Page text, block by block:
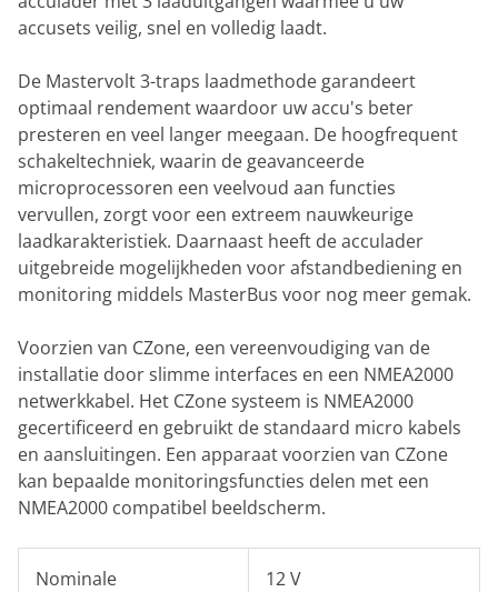
accusets veilig, snel en volledig laadt.
De Mastervolt 3-traps laadmethode garandeert
optimaal rendement waardoor uw accu's beter
presteren en veel langer meegaan. De hoogfrequent
schakeltechniek, waarin de geavanceerde
microprocessoren een veelvoud aan functies
vervullen, zorgt voor een extreem nauwkeurige
laadkarakteristiek. Daarnaast heeft de acculader
uitgebreide mogelijkheden voor afstandbediening en
monitoring middels MasterBus voor nog meer gemak.
Voorzien van CZone, een vereenvoudiging van de
installatie door slimme interfaces en een NMEA2000
netwerkkabel. Het CZone systeem is NMEA2000
gecertificeerd en gebruikt de standaard micro kabels
en aansluitingen. Een apparaat voorzien van CZone
kan bepaalde monitoringsfuncties delen met een
NMEA2000 compatibel beeldscherm.
Nominale
12 V